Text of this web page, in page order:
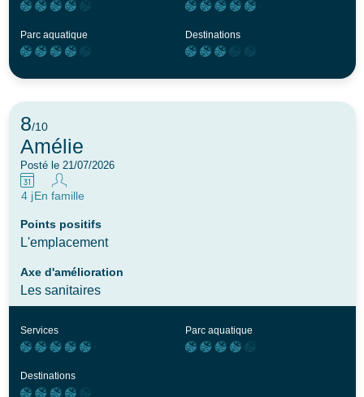
Parc aquatique Destinations
8/10
Amélie
Posté le 21/07/2026
4 jEn famille
Points positifs
L'emplacement
Axe d'amélioration
Les sanitaires
Services Parc aquatique
Destinations